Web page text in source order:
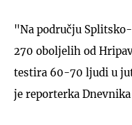
"Na području
270 oboljelih od
testira 60-70 ljudi u
je reporterka